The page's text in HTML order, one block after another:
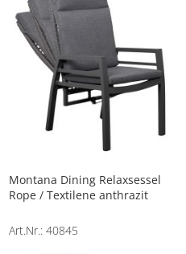
Montana Dining Relaxsessel
Rope / Textilene anthrazit
Art.Nr.: 40845